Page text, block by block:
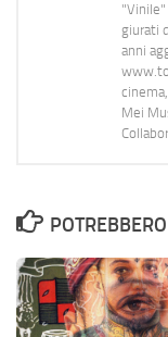
"Vinile"
giurati
anni
Mei